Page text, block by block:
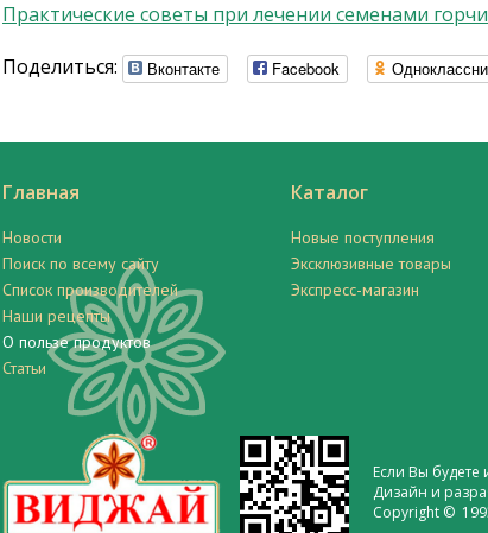
Практические советы при лечении семенами
Поделиться:
Вконтакте Facebook
Главная
Новости
Поиск по всему сайту
Список производителей
Наши рецепты
О пользе продуктов
Статьи
Каталог
Новые поступления
Эксклюзивные товары
Экспресс-магазин
Если Вы будете
Дизайн и
Copyright ©